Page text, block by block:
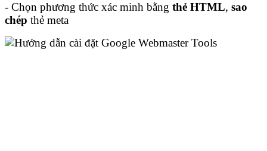
- Chọn phương thức xác minh bằng thẻ HTML, sao
chép thẻ meta